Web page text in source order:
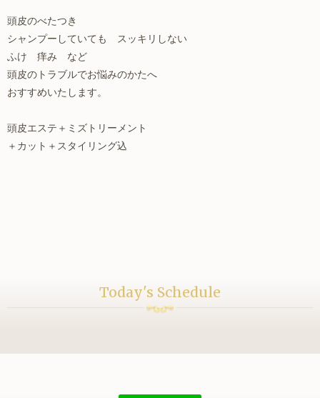
頭皮のべたつき
シャンプーしていても スッキリしない
ふけ 痒み など
頭皮のトラブルでお悩みのかたへ
おすすめいたします。
頭皮エステ＋ミズトリーメント
＋カット＋スタイリング込
Today's Schedule